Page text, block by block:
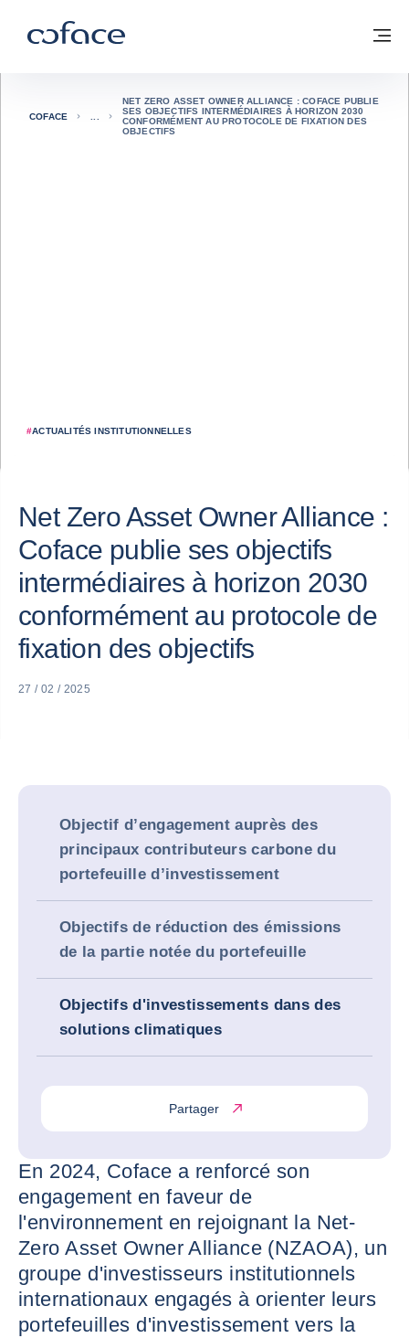
Coface, for Trade - Page d'accueil Groupe Coface
Retour à la page d'accueil
#ACTUALITÉS INSTITUTIONNELLES
COFACE
NET ZERO ASSET OWNER ALLIANCE : COFACE PUBLIE
SES OBJECTIFS INTERMÉDIAIRES À HORIZON 2030
CONFORMÉMENT AU PROTOCOLE DE FIXATION DES
OBJECTIFS
Net Zero Asset Owner Alliance :
Coface publie ses objectifs
intermédiaires à horizon 2030
conformément au protocole de
fixation des objectifs
27 / 02 / 2025
Objectif d’engagement auprès des
principaux contributeurs carbone du
portefeuille d’investissement
Objectifs de réduction des émissions
de la partie notée du portefeuille
Objectifs d'investissements dans des
solutions climatiques
Partager
En 2024, Coface a renforcé son
engagement en faveur de
l'environnement en rejoignant la Net-
Zero Asset Owner Alliance (NZAOA), un
groupe d'investisseurs institutionnels
internationaux engagés à orienter leurs
portefeuilles d'investissement vers la